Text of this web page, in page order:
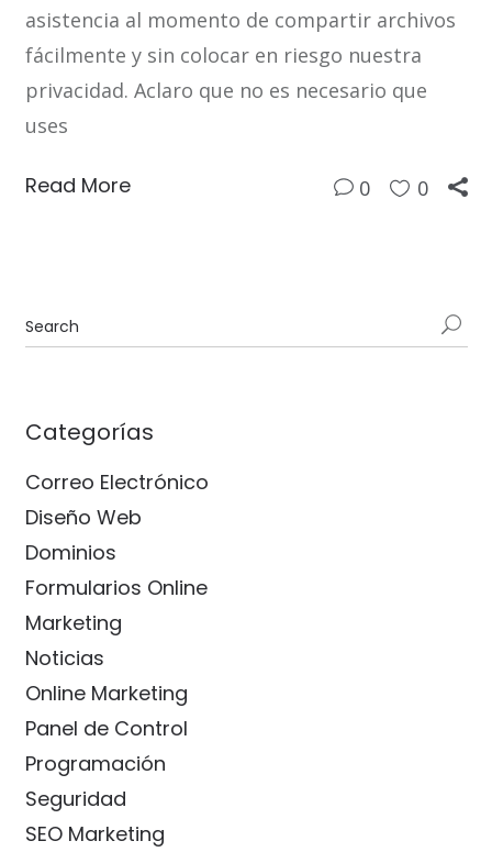
asistencia al momento de compartir archivos
fácilmente y sin colocar en riesgo nuestra
privacidad. Aclaro que no es necesario que
uses
Read More 0 0
Categorías
Correo Electrónico
Diseño Web
Dominios
Formularios Online
Marketing
Noticias
Online Marketing
Panel de Control
Programación
Seguridad
SEO Marketing